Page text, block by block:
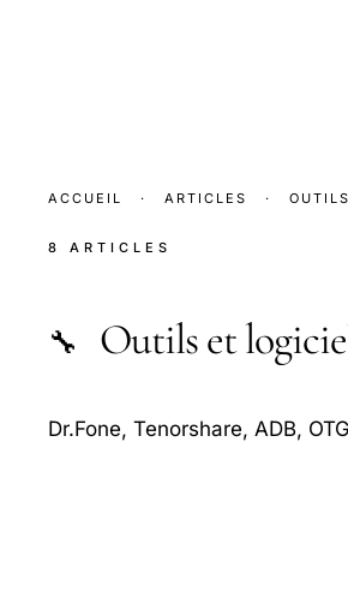
ACCUEIL · ARTICLES ·
8 ARTICLES
🔧 Outils et
Dr.Fone, Tenorshare, ADB,